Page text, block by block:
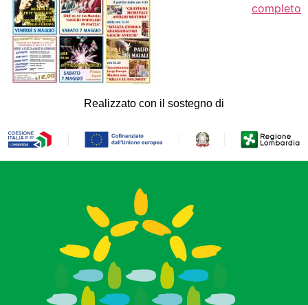
completo
Realizzato con il sostegno di